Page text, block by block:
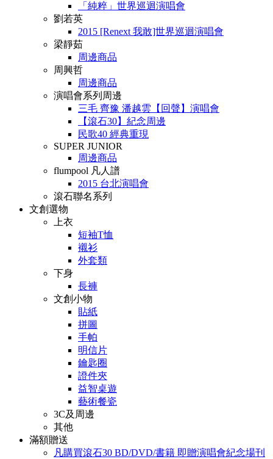
「純粹」世界巡迴演唱會
劉若英
2015 [Renext 我敢]世界巡迴演唱會
梁靜茹
周邊商品
周興哲
周邊商品
演唱會系列周邊
三毛 齊豫 潘越雲【回聲】演唱會
【滾石30】紀念周邊
民歌40 經典重現
SUPER JUNIOR
周邊商品
flumpool 凡人譜
2015 台北演唱會
滾石聯名系列
文創選物
上衣
短袖T恤
襯衫
外套類
下身
長褲
文創小物
貼紙
拼圖
手帕
明信片
鑰匙圈
證件夾
益智桌遊
藝術餐瓷
3C及周邊
其他
滿額贈送
凡購買滾石30 BD/DVD/書籍 即贈演唱會紀念場刊